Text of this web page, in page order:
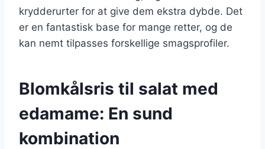
krydderurter for at give dem ekstra dybde. Det
er en fantastisk base for mange retter, og de
kan nemt tilpasses forskellige smagsprofiler.
Blomkålsris til salat med
edamame: En sund
kombination